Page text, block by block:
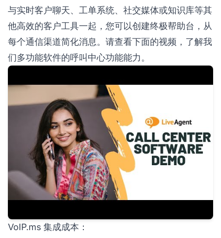
与实时客户聊天、工单系统、社交媒体或知识库等其
他高效的客户工具一起，您可以创建终极帮助台，从
每个通信渠道简化消息。请查看下面的视频，了解我
们多功能软件的呼叫中心功能能力。
VoIP.ms 集成成本：